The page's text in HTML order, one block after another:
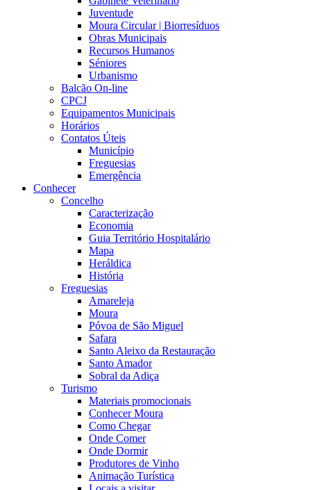
Juventude
Moura Circular | Biorresíduos
Obras Municipais
Recursos Humanos
Séniores
Urbanismo
Balcão On-line
CPCJ
Equipamentos Municipais
Horários
Contatos Úteis
Município
Freguesias
Emergência
Conhecer
Concelho
Caracterização
Economia
Guia Território Hospitalário
Mapa
Heráldica
História
Freguesias
Amareleja
Moura
Póvoa de São Miguel
Safara
Santo Aleixo da Restauração
Santo Amador
Sobral da Adiça
Turismo
Materiais promocionais
Conhecer Moura
Como Chegar
Onde Comer
Onde Dormir
Produtores de Vinho
Animação Turística